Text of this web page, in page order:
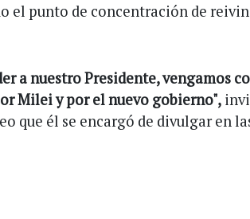
el punto de concentración de
a nuestro Presidente, vengamos
Milei y por el nuevo gobierno",
que él se encargó de divulgar en